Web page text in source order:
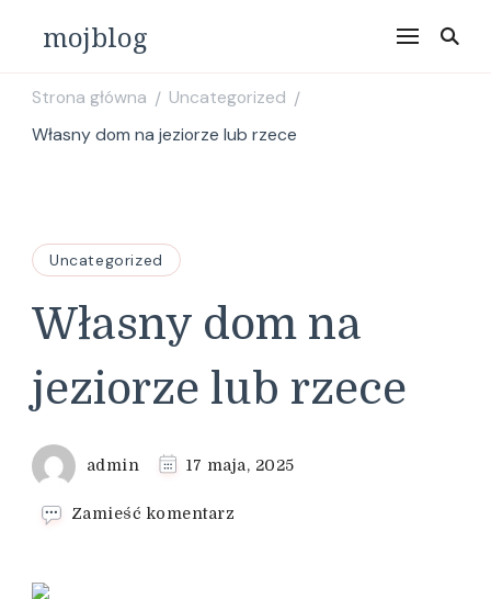
mojblog
Strona główna / Uncategorized /
Własny dom na jeziorze lub rzece
Uncategorized
Własny dom na
jeziorze lub rzece
admin 17 maja, 2025
Zamieść komentarz